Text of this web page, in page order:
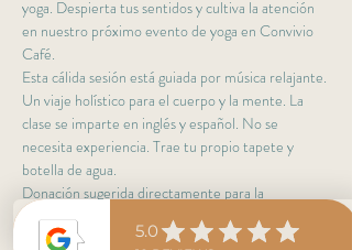
yoga. Despierta tus sentidos y cultiva la atención
en nuestro próximo evento de yoga en Convivio
Café.
Esta cálida sesión está guiada por música relajante.
Un viaje holístico para el cuerpo y la mente. La
clase se imparte en inglés y español. No se
necesita experiencia. Trae tu propio tapete y
botella de agua.
Donación sugerida directamente para la
instructora de $20. Todxs son bienvenidxs